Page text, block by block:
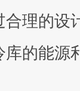
理的设
的能源